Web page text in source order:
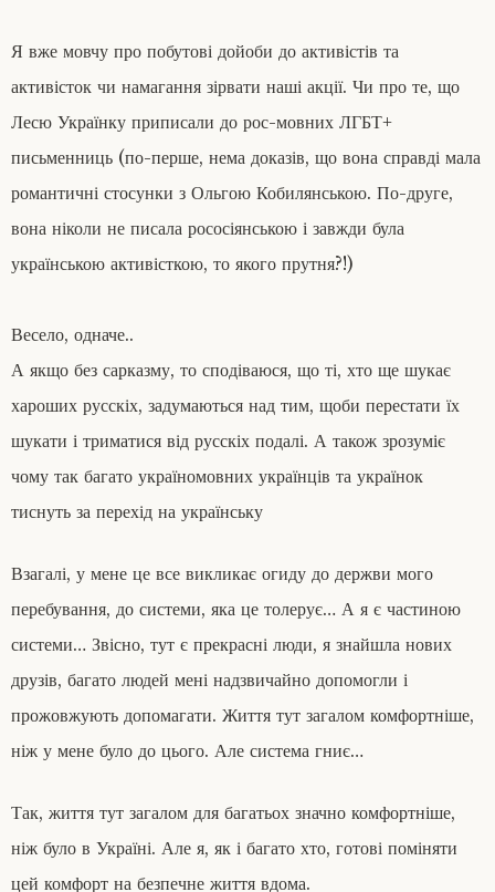
Я вже мовчу про побутові дойоби до активістів та
активісток чи намагання зірвати наші акції. Чи про те, що
Лесю Українку приписали до рос-мовних ЛГБТ+
письменниць (по-перше, нема доказів, що вона справді мала
романтичні стосунки з Ольгою Кобилянською. По-друге,
вона ніколи не писала рососіянською і завжди була
українською активісткою, то якого прутня?!)
Весело, одначе..
А якщо без сарказму, то сподіваюся, що ті, хто ще шукає
хароших русскіх, задумаються над тим, щоби перестати їх
шукати і триматися від русскіх подалі. А також зрозуміє
чому так багато україномовних українців та українок
тиснуть за перехід на українську
Взагалі, у мене це все викликає огиду до держви мого
перебування, до системи, яка це толерує… А я є частиною
системи… Звісно, тут є прекрасні люди, я знайшла нових
друзів, багато людей мені надзвичайно допомогли і
прожовжують допомагати. Життя тут загалом комфортніше,
ніж у мене було до цього. Але система гниє…
Так, життя тут загалом для багатьох значно комфортніше,
ніж було в Україні. Але я, як і багато хто, готові поміняти
цей комфорт на безпечне життя вдома.